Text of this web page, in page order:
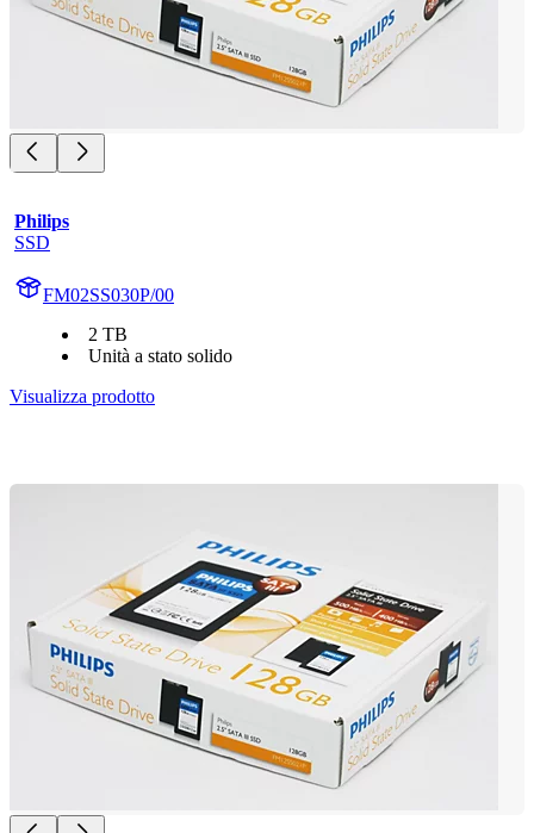
Philips
SSD
FM02SS030P/00
2 TB
Unità a stato solido
Visualizza prodotto